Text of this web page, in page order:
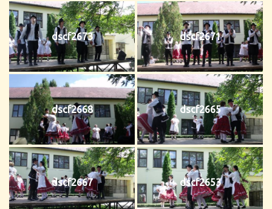
dscf2673 dscf2671
dscf2668 dscf2665
dscf2667 dscf2653